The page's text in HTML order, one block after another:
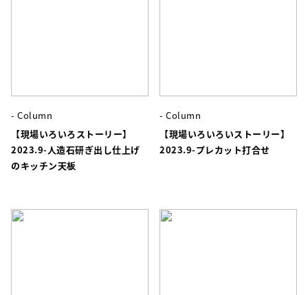
- Column
【現場いろいろストーリー】
2023.9-人造石研ぎ出し仕上げ
のキッチン天板
- Column
【現場いろいろいストーリー】
2023.9-プレカット打合せ